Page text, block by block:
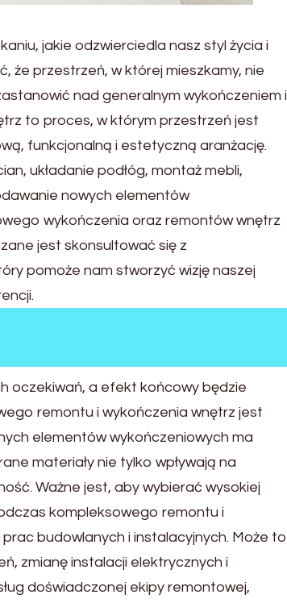
jakie odzwierciedla nasz styl życia i
że przestrzeń, w której mieszkamy, nie
nad generalnym wykończeniem i
to proces, w którym przestrzeń jest
funkcjonalną i estetyczną aranżację.
układanie podłóg, montaż mebli,
nowych elementów
wykończenia oraz remontów wnętrz
jest skonsultować się z
pomoże nam stworzyć wizję naszej
oczekiwań, a efekt końcowy będzie
remontu i wykończenia wnętrz jest
elementów wykończeniowych ma
materiały nie tylko wpływają na
Ważne jest, aby wybierać wysokiej
kompleksowego remontu i
budowlanych i instalacyjnych. Może to
zmianę instalacji elektrycznych i
doświadczonej ekipy remontowej,